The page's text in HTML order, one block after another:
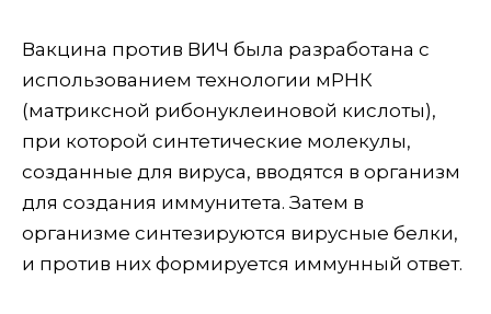
Вакцина против ВИЧ была разработана с
использованием технологии мРНК
(матриксной рибонуклеиновой кислоты),
при которой синтетические молекулы,
созданные для вируса, вводятся в организм
для создания иммунитета. Затем в
организме синтезируются вирусные белки,
и против них формируется иммунный ответ.